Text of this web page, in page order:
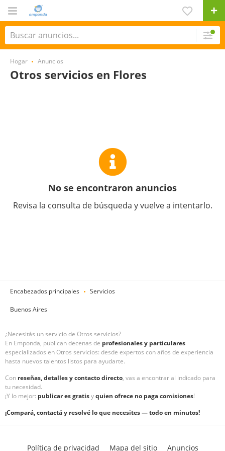
Hogar Anuncios
Otros servicios en Flores
No se encontraron anuncios
Revisa la consulta de búsqueda y vuelve a intentarlo.
Encabezados principales Servicios
Buenos Aires
¿Necesitás un servicio de Otros servicios?
En Emponda, publican decenas de profesionales y particulares
especializados en Otros servicios: desde expertos con años de experiencia
hasta nuevos talentos listos para ayudarte.
Con reseñas, detalles y contacto directo, vas a encontrar al indicado para
tu necesidad.
¡Y lo mejor: publicar es gratisyquien ofrece no paga comisiones!
¡Compará, contactá y resolvé lo que necesites — todo en minutos!
Política de privacidad Mapa del sitio Anuncios